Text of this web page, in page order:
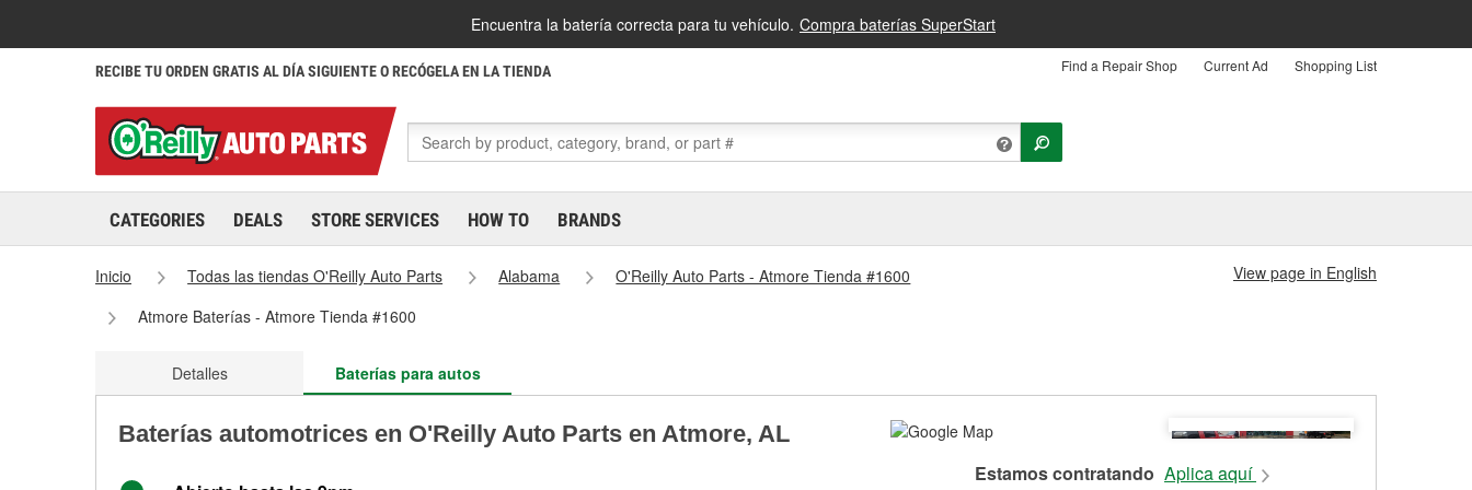
Encuentra la batería correcta para tu vehículo. Compra baterías SuperStart
RECIBE TU ORDEN GRATIS AL DÍA SIGUIENTE O RECÓGELA EN LA TIENDA Find a Repair Shop Current Ad Shopping List
CATEGORIES DEALS STORE SERVICES HOW TO BRANDS
Inicio Todas las tiendas O'Reilly Auto Parts Alabama
O'Reilly Auto Parts - Atmore Tienda #1600
Atmore Baterías - Atmore Tienda #1600
View page in English
Detalles Baterías para autos
Baterías automotrices en O'Reilly Auto Parts en Atmore, AL
Estamos contratando Aplica aquí